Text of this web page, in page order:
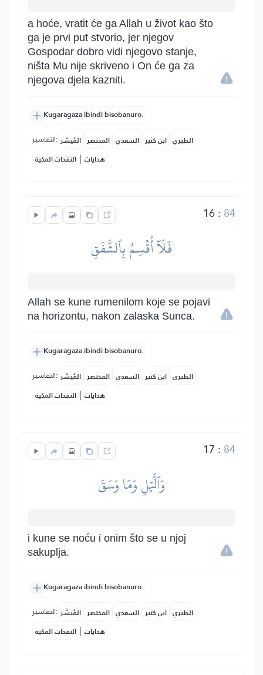
a hoće, vratit će ga Allah u život kao što
ga je prvi put stvorio, jer njegov
Gospodar dobro vidi njegovo stanje,
ništa Mu nije skriveno i On će ga za
njegova djela kazniti.
Kugaragaza ibindi bisobanuro.
التفاسير: المُيسَّر المختصر السعدي ابن كثير الطبري
النفحات المكية | هدايات
16: 84
فَلَآ أُقۡسِمُ بِٱلشَّفَقِ
Allah se kune rumenilom koje se pojavi
na horizontu, nakon zalaska Sunca.
Kugaragaza ibindi bisobanuro.
التفاسير: المُيسَّر المختصر السعدي ابن كثير الطبري
النفحات المكية | هدايات
17 : 84
وَٱلَّيۡلِ وَمَا وَسَقَ
i kune se noću i onim što se u njoj
sakuplja.
Kugaragaza ibindi bisobanuro.
التفاسير: المُيسَّر المختصر السعدي ابن كثير الطبري
النفحات المكية | هدايات